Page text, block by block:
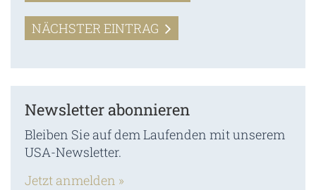
NÄCHSTER EINTRAG
Newsletter abonnieren
Bleiben Sie auf dem Laufenden mit unserem
USA-Newsletter.
Jetzt anmelden »